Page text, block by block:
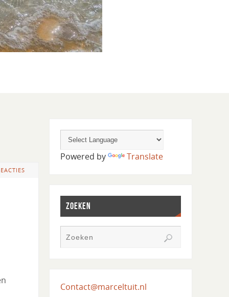
Powered by Translate
ZOEKEN
Contact@marceltuit.nl